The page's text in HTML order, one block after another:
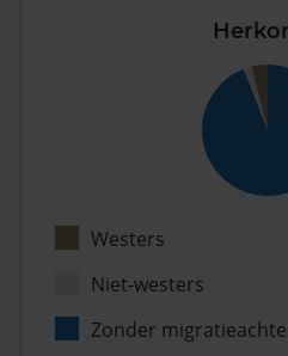
Westers
Niet-westers
Zonder